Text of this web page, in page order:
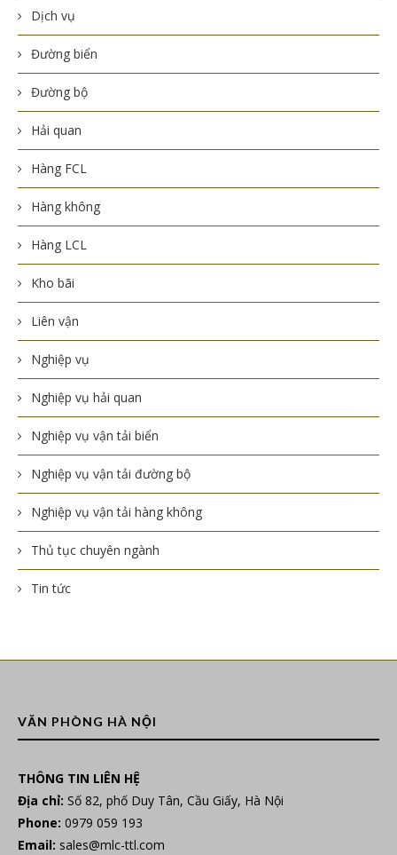
Dịch vụ
Đường biển
Đường bộ
Hải quan
Hàng FCL
Hàng không
Hàng LCL
Kho bãi
Liên vận
Nghiệp vụ
Nghiệp vụ hải quan
Nghiệp vụ vận tải biển
Nghiệp vụ vận tải đường bộ
Nghiệp vụ vận tải hàng không
Thủ tục chuyên ngành
Tin tức
VĂN PHÒNG HÀ NỘI
THÔNG TIN LIÊN HỆ
Địa chỉ: Số 82, phố Duy Tân, Cầu Giấy, Hà Nội
Phone: 0979 059 193
Email: sales@mlc-ttl.com